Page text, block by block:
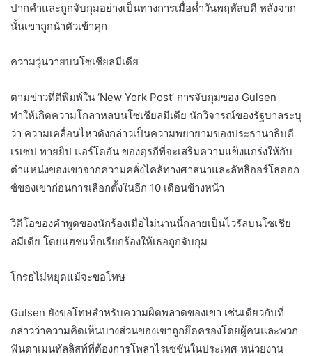
ปากคำและถูกจับกุมอย่างเป็นทางการเมื่อค่ำวันพฤหัสบดี หลังจาก
นั้นเขาถูกนำตัวเข้าคุก
ความวุ่นวายบนโซเชียลมีเดีย
ตามข่าวที่ตีพิมพ์ใน ‘New York Post’ การจับกุมของ Gulsen
ทำให้เกิดความโกลาหลบนโซเชียลมีเดีย นักวิจารณ์ของรัฐบาลระบุ
ว่า ความเคลื่อนไหวดังกล่าวเป็นความพยายามของประธานาธิบดี
เรเซป ทายยิป ​​แอร์โดอัน ของตุรกีที่จะเสริมความแข็งแกร่งให้กับ
ตำแหน่งของเขาจากความคลั่งไคล้ทางศาสนาและลัทธิออร์โธดอก
ซ์ของเขาก่อนการเลือกตั้งในอีก 10 เดือนข้างหน้า
วิดีโอของคำพูดของนักร้องเมื่อไม่นานนี้กลายเป็นไวรัลบนโซเชีย
ลมีเดีย โดยแฮชแท็กเรียกร้องให้เธอถูกจับกุม
โกรธไม่หยุดแม้จะขอโทษ
Gulsen ยังขอโทษสำหรับความผิดพลาดของเขา เช่นเดียวกับที่
กล่าวว่าความคิดเห็นบางส่วนของเขาถูกยึดครองโดยผู้คนและพวก
ฟันดาเมนทัลลิสท์ที่ต้องการโพลาไรเซชันในประเทศ หน่วยงาน